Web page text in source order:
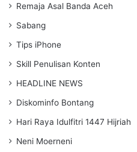
Remaja Asal Banda Aceh
Sabang
Tips iPhone
Skill Penulisan Konten
HEADLINE NEWS
Diskominfo Bontang
Hari Raya Idulfitri 1447 Hijriah
Neni Moerneni